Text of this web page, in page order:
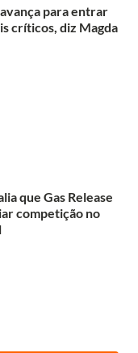
para entrar
críticos, diz Magda
que Gas Release
competição no